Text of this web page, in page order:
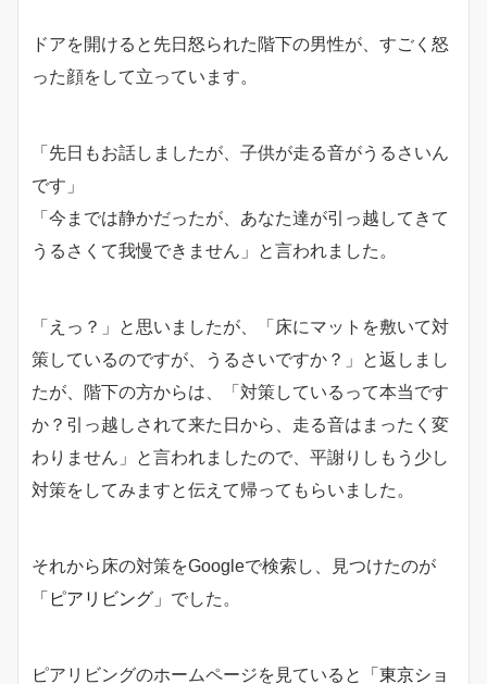
ドアを開けると先日怒られた階下の男性が、すごく怒
った顔をして立っています。
「先日もお話しましたが、子供が走る音がうるさいん
です」
「今までは静かだったが、あなた達が引っ越してきて
うるさくて我慢できません」と言われました。
「えっ？」と思いましたが、「床にマットを敷いて対
策しているのですが、うるさいですか？」と返しまし
たが、階下の方からは、「対策しているって本当です
か？引っ越しされて来た日から、走る音はまったく変
わりません」と言われましたので、平謝りしもう少し
対策をしてみますと伝えて帰ってもらいました。
それから床の対策をGoogleで検索し、見つけたのが
「ピアリビング」 でした。
ピアリビングのホームページを見ていると 「東京ショ